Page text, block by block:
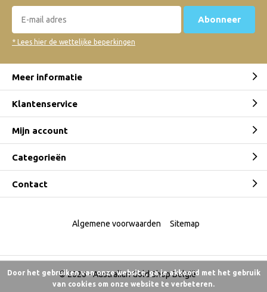
Abonneer
* Lees hier de wettelijke beperkingen
Meer informatie
Klantenservice
Mijn account
Categorieën
Contact
© 2026 -Australian Gold Shop België
Algemene voorwaarden Sitemap
Door het gebruiken van onze website, ga je akkoord met het gebruik
van cookies om onze website te verbeteren.